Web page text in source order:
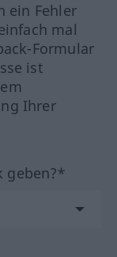
ein Fehler
mal
Formular
ist
Ihrer
geben?*